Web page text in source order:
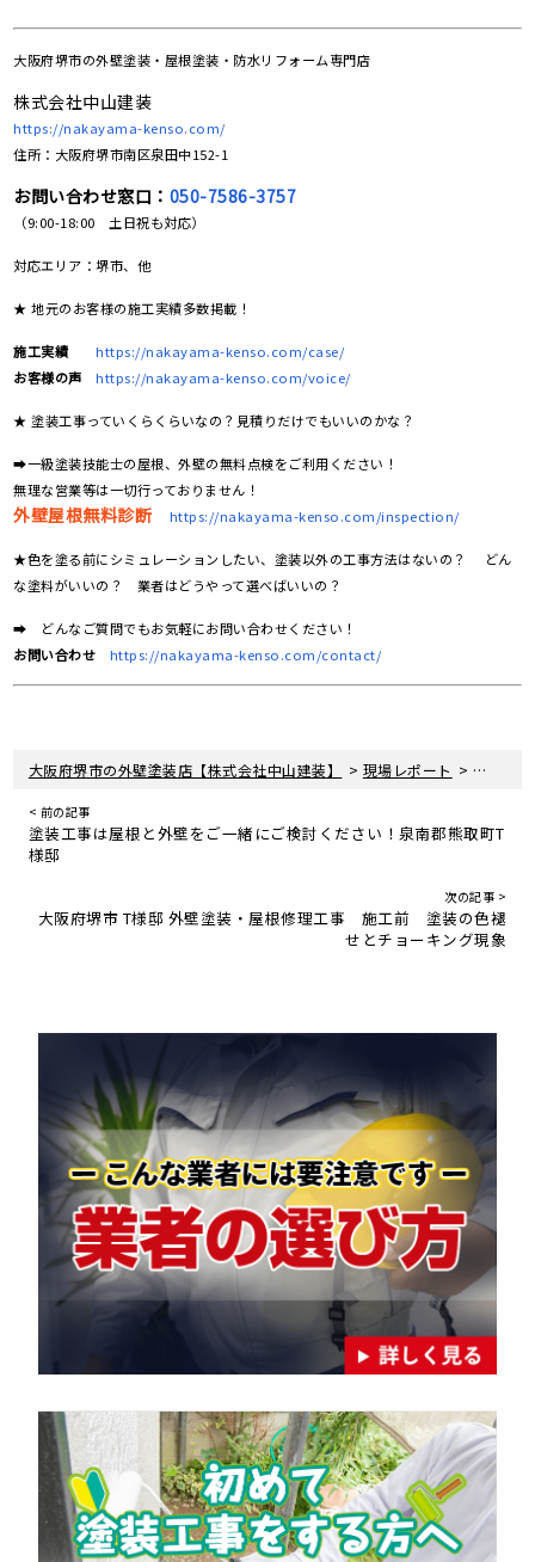
大阪府堺市の外壁塗装・屋根塗装・防水リフォーム専門店
株式会社中山建装
https://nakayama-kenso.com/
住所：大阪府堺市南区泉田中152-1
お問い合わせ窓口： 050-7586-3757
（9:00-18:00 土日祝も対応）
対応エリア：堺市、他
★ 地元のお客様の施工実績多数掲載！
施工実績
https://nakayama-kenso.com/case/
お客様の声
https://nakayama-kenso.com/voice/
★ 塗装工事っていくらくらいなの？見積りだけでもいいのかな？
➡一級塗装技能士の屋根、外壁の無料点検をご利用ください！
無理な営業等は一切行っておりません！
外壁屋根無料診断 https://nakayama-kenso.com/inspection/
★色を塗る前にシミュレーションしたい、塗装以外の工事方法はないの？ どん
な塗料がいいの？ 業者はどうやって選べばいいの？
➡ どんなご質問でもお気軽にお問い合わせください！
お問い合わせ
https://nakayama-kenso.com/contact/
大阪府堺市の外壁塗装店【株式会社中山建装】 > 現場レポート > 屋根塗
< 前の記事
塗装工事は屋根と外壁をご一緒にご検討ください！泉南郡熊取町T
様邸
次の記事 >
大阪府堺市 T様邸 外壁塗装・屋根修理工事 施工前 塗装の色褪
せとチョーキング現象